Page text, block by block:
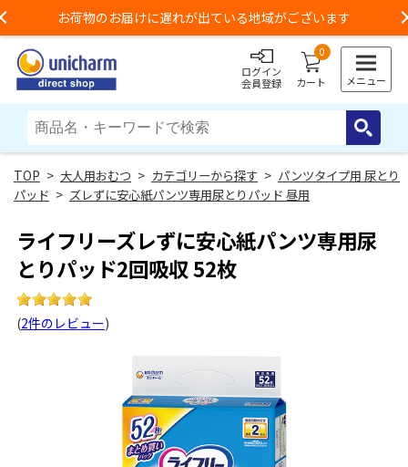
お荷物のお届けに遅れが出ている地域がございます
ログイン
会員登録
0
カート メニュー
> 大人用おむつ > カテゴリーから探す > パンツタイプ用 尿とり
パッド > ズレずに安心紙パンツ専用尿とりパッド 昼用
ライフリーズレずに安心紙パンツ専用尿
とりパッド2回吸収 52枚
(2件のレビュー)